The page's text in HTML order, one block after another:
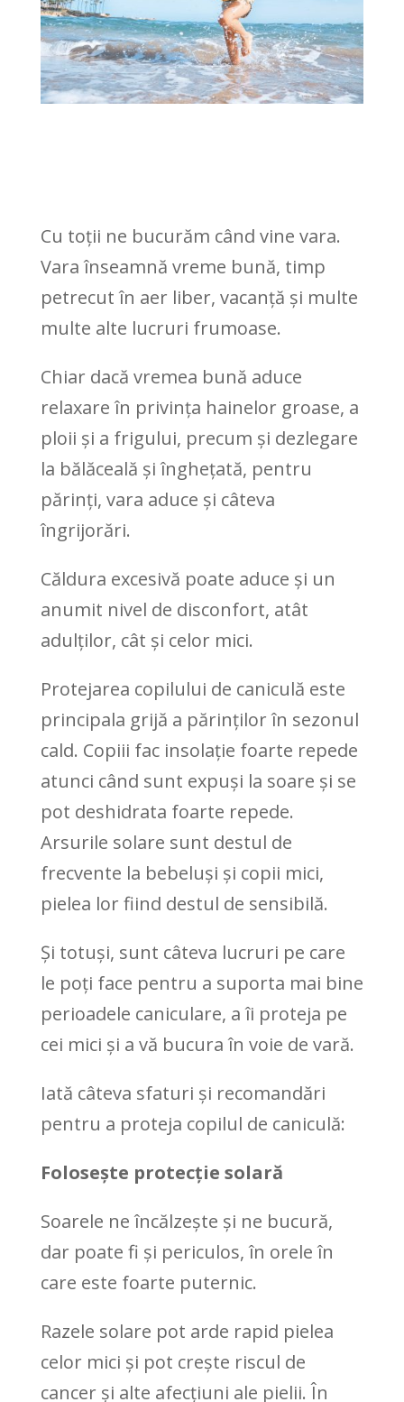
Cu toții ne bucurăm când vine vara.
Vara înseamnă vreme bună, timp
petrecut în aer liber, vacanță și multe
multe alte lucruri frumoase.
Chiar dacă vremea bună aduce
relaxare în privința hainelor groase, a
ploii și a frigului, precum și dezlegare
la bălăceală și înghețată, pentru
părinți, vara aduce și câteva
îngrijorări.
Căldura excesivă poate aduce și un
anumit nivel de disconfort, atât
adulților, cât și celor mici.
Protejarea copilului de caniculă este
principala grijă a părinților în sezonul
cald. Copiii fac insolație foarte repede
atunci când sunt expuși la soare și se
pot deshidrata foarte repede.
Arsurile solare sunt destul de
frecvente la bebeluși și copii mici,
pielea lor fiind destul de sensibilă.
Și totuși, sunt câteva lucruri pe care
le poți face pentru a suporta mai bine
perioadele caniculare, a îi proteja pe
cei mici și a vă bucura în voie de vară.
Iată câteva sfaturi și recomandări
pentru a proteja copilul de caniculă:
Folosește protecție solară
Soarele ne încălzește și ne bucură,
dar poate fi și periculos, în orele în
care este foarte puternic.
Razele solare pot arde rapid pielea
celor mici și pot crește riscul de
cancer și alte afecțiuni ale pielii. În